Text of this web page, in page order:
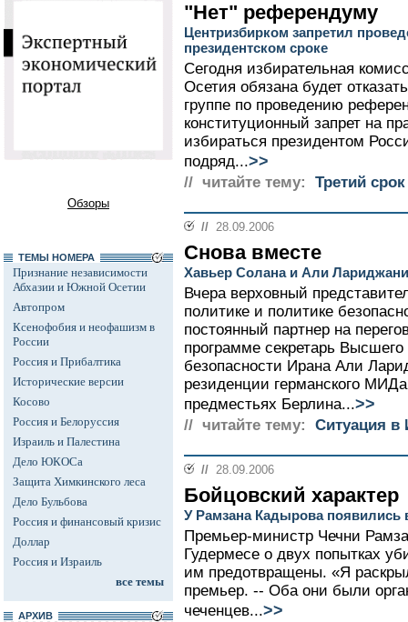
Обзоры
ТЕМЫ НОМЕРА
Признание независимости
Абхазии и Южной Осетии
Автопром
Ксенофобия и неофашизм в
России
Россия и Прибалтика
Исторические версии
Косово
Россия и Белоруссия
Израиль и Палестина
Дело ЮКОСа
Защита Химкинского леса
Дело Бульбова
Россия и финансовый кризис
Доллар
Россия и Израиль
все темы
АРХИВ
"Нет" референдуму
Центризбирком запретил
президентском сроке
Сегодня избирательная
Осетия обязана будет
группе по проведению
конституционный запрет на
избираться президентом
подряд...>>
// читайте тему: Третий
// 28.09.2006
Снова вместе
Хавьер Солана и Али
Вчера верховный
политике и политике
постоянный партнер на
программе секретарь
безопасности Ирана Али
резиденции германского
предместьях Берлина...>>
// читайте тему: Ситуация в
// 28.09.2006
Бойцовский характер
У Рамзана Кадырова появились
Премьер-министр Чечни
Гудермесе о двух попытках
им предотвращены. «Я
премьер. -- Оба они были
чеченцев...>>